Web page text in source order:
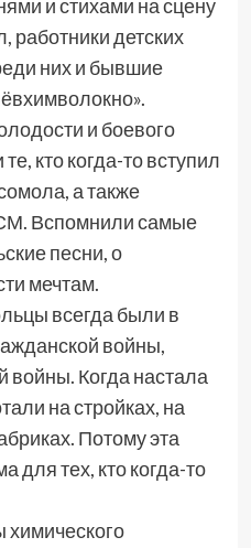
и стихами на сцену
работники детских
них и бывшие
и боевого
кто когда-то вступил
а также
Вспомнили самые
песни, о
мечтам.
всегда были в
войны,
войны. Когда настала
на стройках, на
Потому эта
для тех, кто когда-то
химического